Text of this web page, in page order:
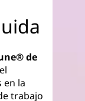
de
en la
trabajo